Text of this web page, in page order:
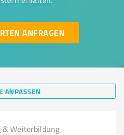
ANFRAGEN
ANPASSEN
& Weiterbildung